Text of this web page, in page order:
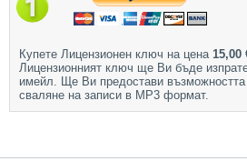
Купете Лицензионен ключ на цена 15,00
Лицензионният ключ ще Ви бъде
имейл. Ще Ви предостави възможността
сваляне на записи в МР3 формат.